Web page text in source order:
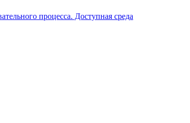
процесса. Доступная среда